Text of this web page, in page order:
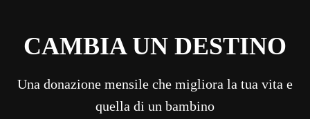
CAMBIA UN DESTINO
Una donazione mensile che migliora la tua vita e
quella di un bambino